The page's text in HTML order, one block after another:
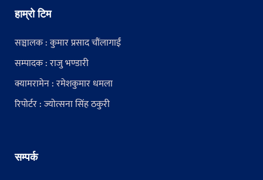
हाम्रो टिम
सञ्चालक : कुमार प्रसाद चौंलागाईं
सम्पादक : राजु भण्डारी
क्यामरामेन : रमेशकुमार धमला
रिपोर्टर : ज्योत्सना सिंह ठकुरी
सम्पर्क